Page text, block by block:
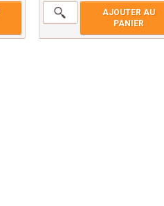
AJOUTER AU
PANIER